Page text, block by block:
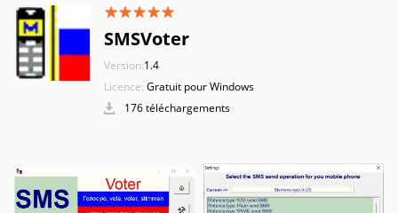
SMSVoter
Version:1.4
Licence: Gratuit pour Windows
176 téléchargements